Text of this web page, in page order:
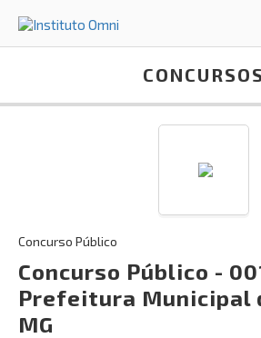
ENTRAR
Esqueci a minha senha
INÍCIO
CONCURSOS
Concurso Público
Concurso Público -
Prefeitura Municipal
MG